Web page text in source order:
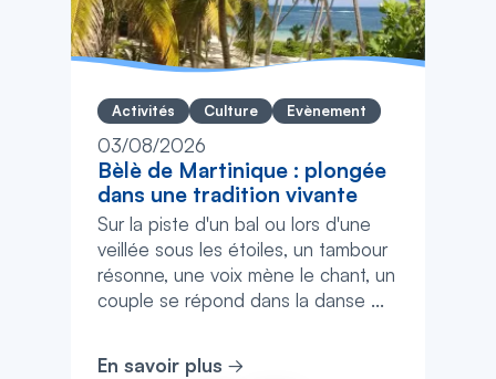
Activités Culture Evènement
03/08/2026
Bèlè de Martinique : plongée
dans une tradition vivante
Sur la piste d'un bal ou lors d'une
veillée sous les étoiles, un tambour
résonne, une voix mène le chant, un
couple se répond dans la danse ...
En savoir plus